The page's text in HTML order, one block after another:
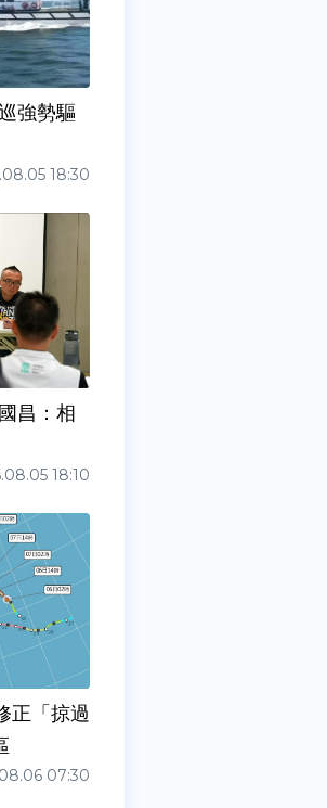
強勢驅
18:30
昌：相
18:10
正「掠過
07:30